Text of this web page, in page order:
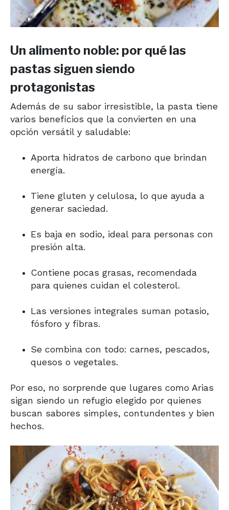
Un alimento noble: por qué las
pastas siguen siendo
protagonistas
Además de su sabor irresistible, la pasta tiene
varios beneficios que la convierten en una
opción versátil y saludable:
Aporta hidratos de carbono que brindan
energía.
Tiene gluten y celulosa, lo que ayuda a
generar saciedad.
Es baja en sodio, ideal para personas con
presión alta.
Contiene pocas grasas, recomendada
para quienes cuidan el colesterol.
Las versiones integrales suman potasio,
fósforo y fibras.
Se combina con todo: carnes, pescados,
quesos o vegetales.
Por eso, no sorprende que lugares como Arias
sigan siendo un refugio elegido por quienes
buscan sabores simples, contundentes y bien
hechos.